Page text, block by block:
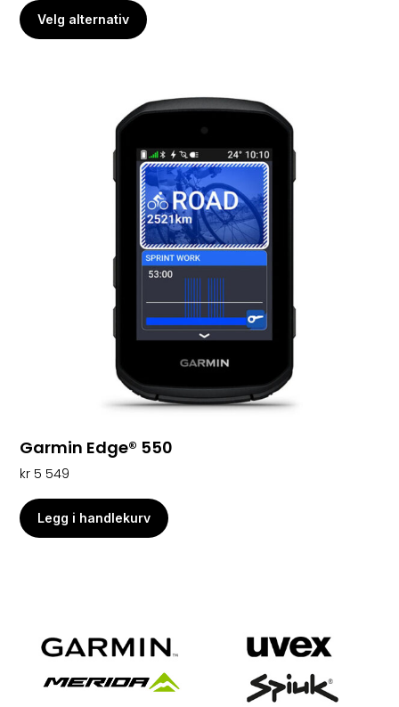
Velg alternativ
Garmin Edge® 550
kr 5 549
Legg i handlekurv